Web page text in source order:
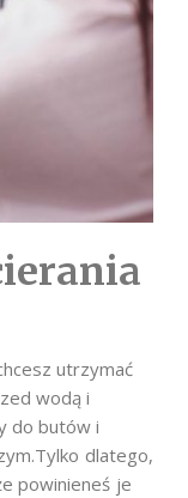
utrzymać
wodą i
do butów i
dlatego,
powinieneś je